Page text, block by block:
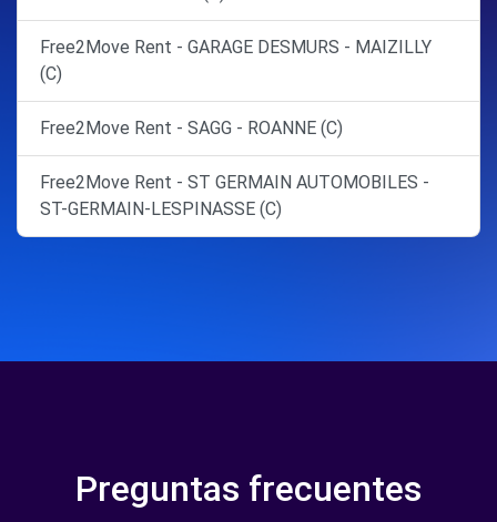
Free2Move Rent - GARAGE DESMURS - MAIZILLY
(C)
Free2Move Rent - SAGG - ROANNE (C)
Free2Move Rent - ST GERMAIN AUTOMOBILES -
ST-GERMAIN-LESPINASSE (C)
Preguntas frecuentes